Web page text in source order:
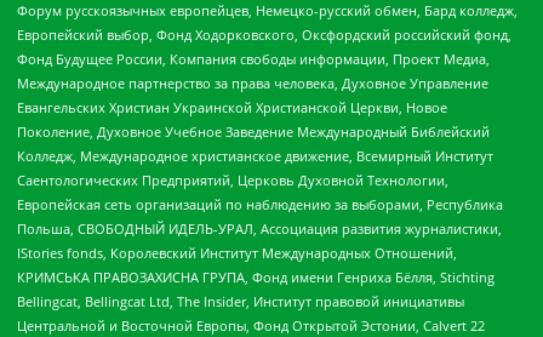
Форум русскоязычных европейцев, Немецко-русский обмен, Бард колледж,
Европейский выбор, Фонд Ходорковского, Оксфордский российский фонд,
Фонд Будущее России, Компания свободы информации, Проект Медиа,
Международное партнерство за права человека, Духовное Управление
Евангельских Христиан Украинской Христианской Церкви, Новое
Поколение, Духовное Учебное Заведение Международный Библейский
Колледж, Международное христианское движение, Всемирный Институт
Саентологических Предприятий, Церковь Духовной Технологии,
Европейская сеть организаций по наблюдению за выборами, Республика
Польша, СВОБОДНЫЙ ИДЕЛЬ-УРАЛ, Ассоциация развития журналистики,
IStories fonds, Королевский Институт Международных Отношений,
КРИМСЬКА ПРАВОЗАХИСНА ГРУПА, Фонд имени Генриха Бёлля, Stichting
Bellingcat, Bellingcat Ltd, The Insider, Институт правовой инициативы
Центральной и Восточной Европы, Фонд Открытой Эстонии, Calvert 22